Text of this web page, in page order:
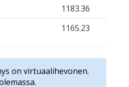
1183.36
1165.23
on virtuaalihevonen.